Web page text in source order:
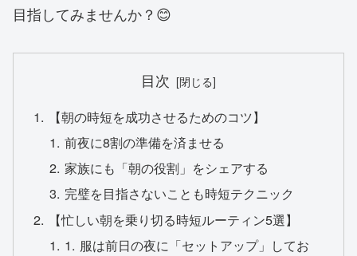
目指してみませんか？😊
目次
【朝の時短を成功させるためのコツ】
前夜に8割の準備を済ませる
家族にも「朝の役割」をシェアする
完璧を目指さないことも時短テクニック
【忙しい朝を乗り切る時短ルーティン5選】
1. 服は前日の夜に「セットアップ」してお